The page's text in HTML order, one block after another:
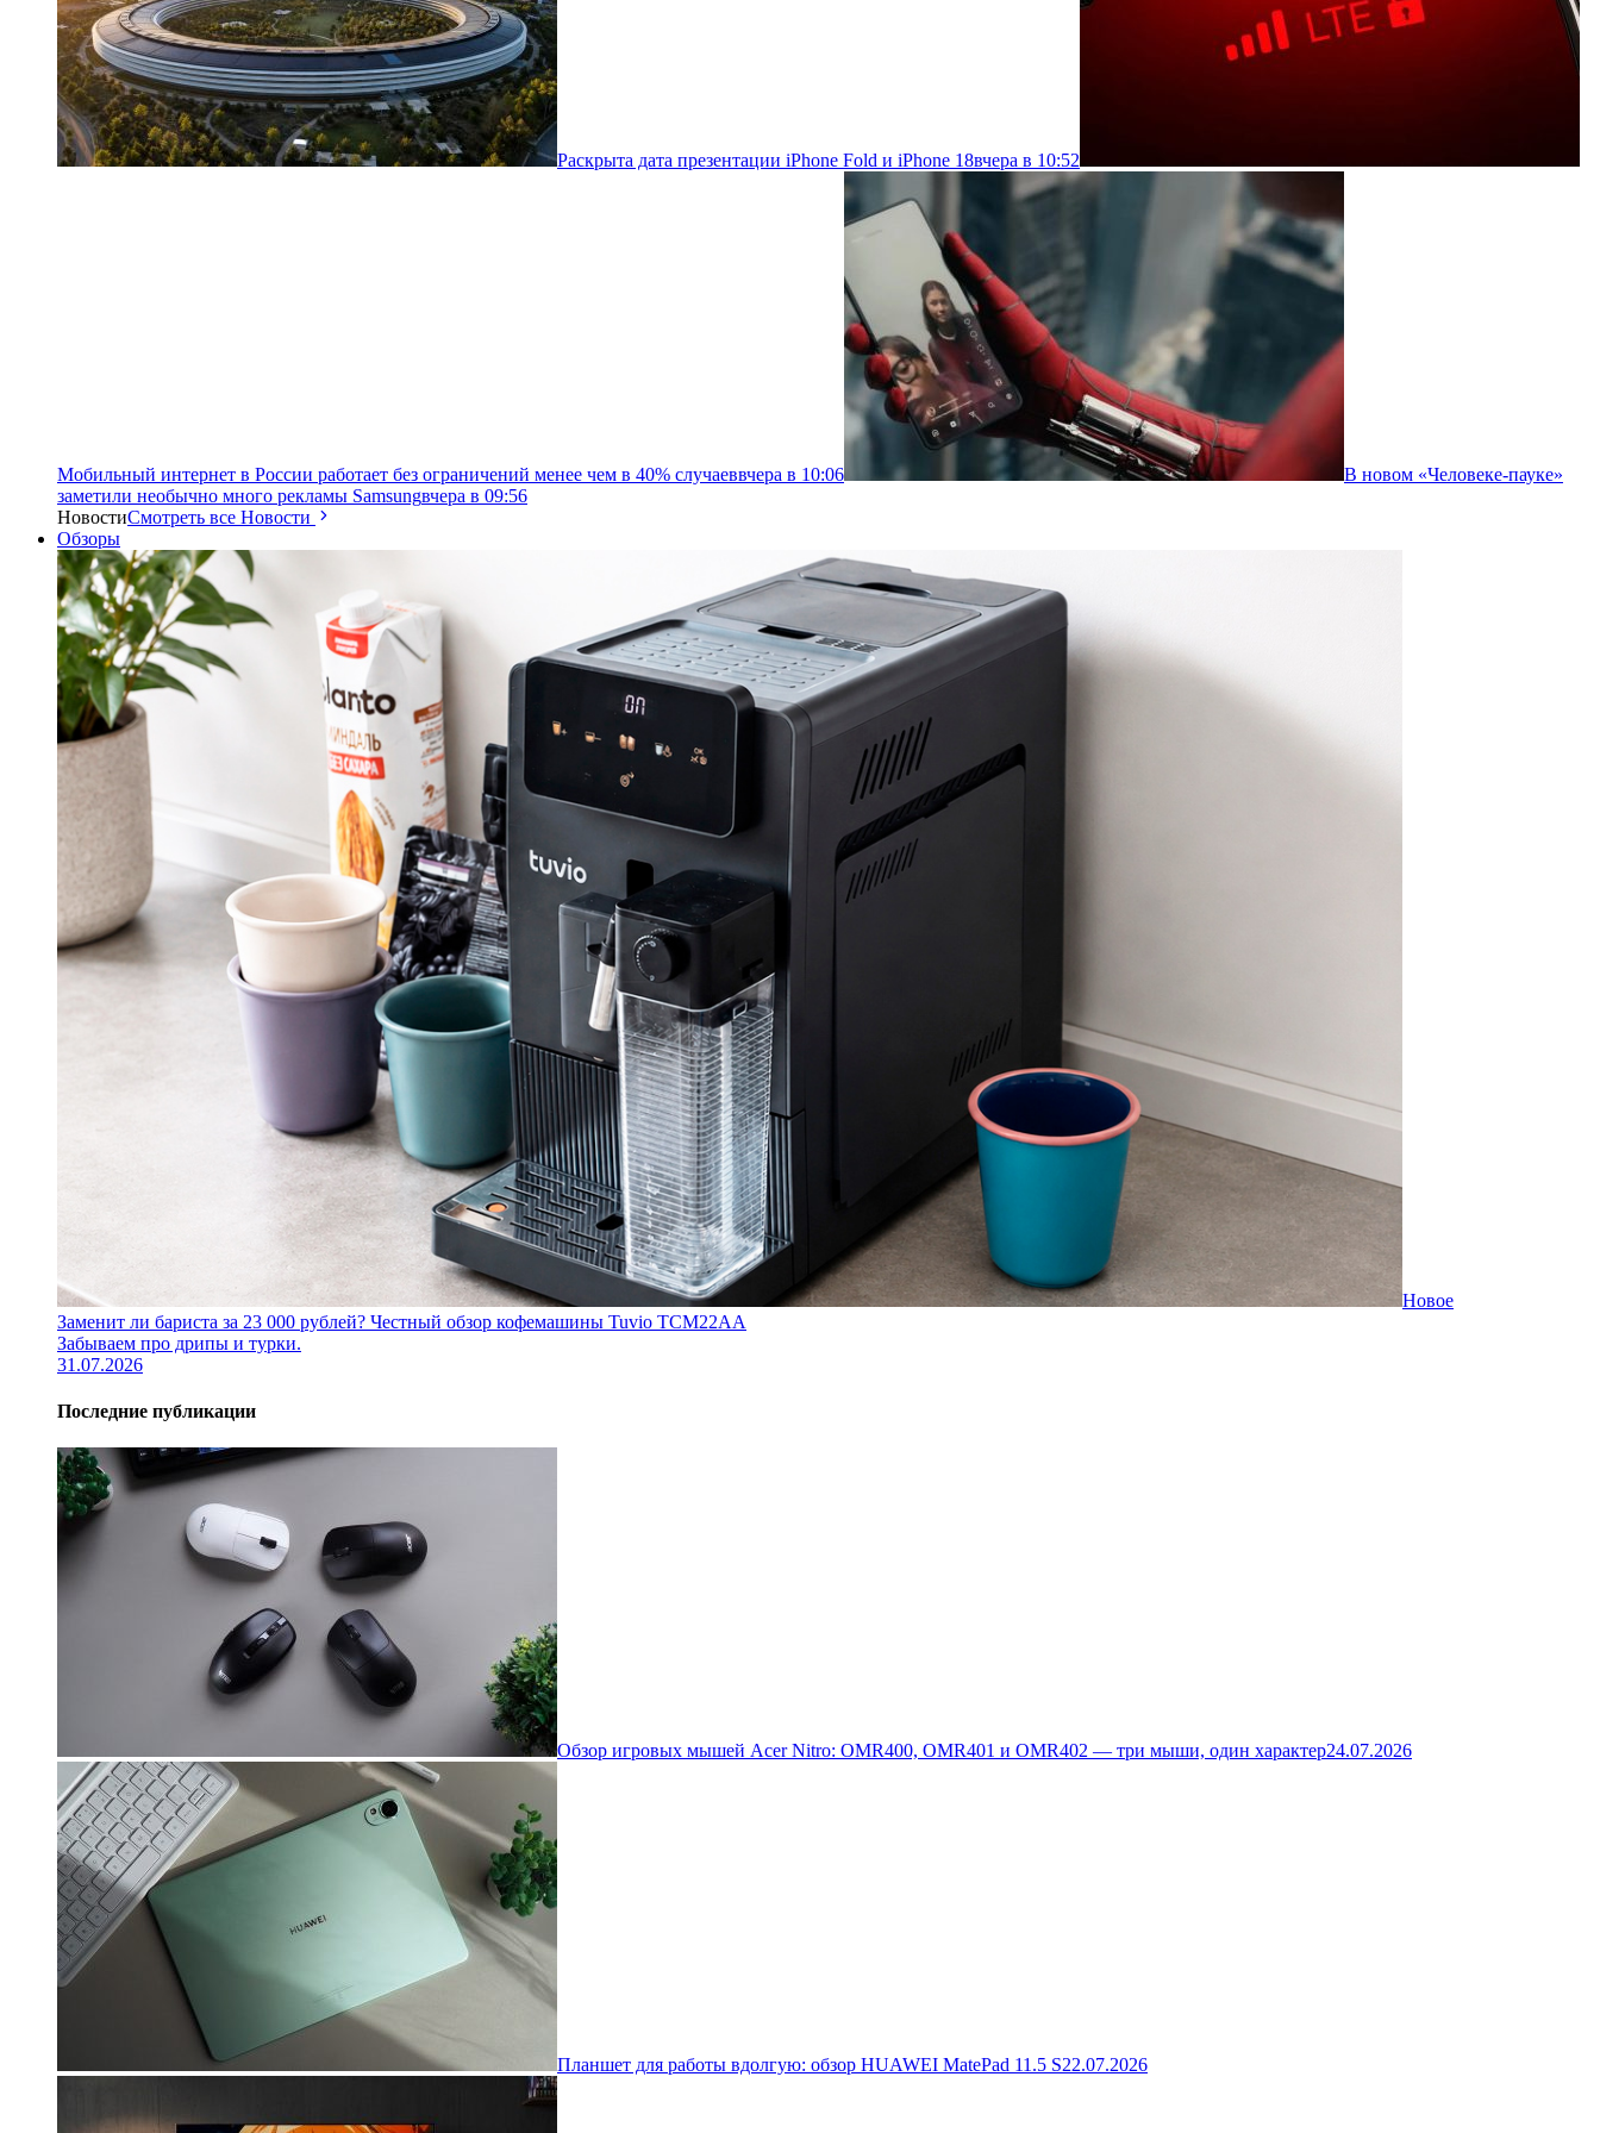
Раскрыта дата презентации iPhone Fold и iPhone 18вчера в 10:52
Мобильный интернет в России работает без ограничений менее чем в 40% случаеввчера в 10:06
В новом «Человеке-пауке»
заметили необычно много рекламы Samsungвчера в 09:56
НовостиСмотреть все Новости
Обзоры
Новое
Заменит ли бариста за 23 000 рублей? Честный обзор кофемашины Tuvio TCM22AA
Забываем про дрипы и турки.
31.07.2026
Последние публикации
Обзор игровых мышей Acer Nitro: OMR400, OMR401 и OMR402 — три мыши, один характер24.07.2026
Планшет для работы вдолгую: обзор HUAWEI MatePad 11.5 S22.07.2026